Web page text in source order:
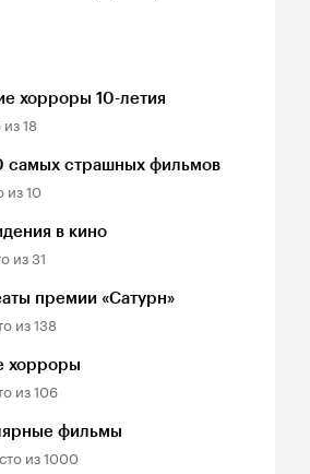
хорроры 10-летия
из18
самых страшных фильмов
из10
в кино
из31
премии «Сатурн»
из138
хорроры
из106
фильмы
из1000